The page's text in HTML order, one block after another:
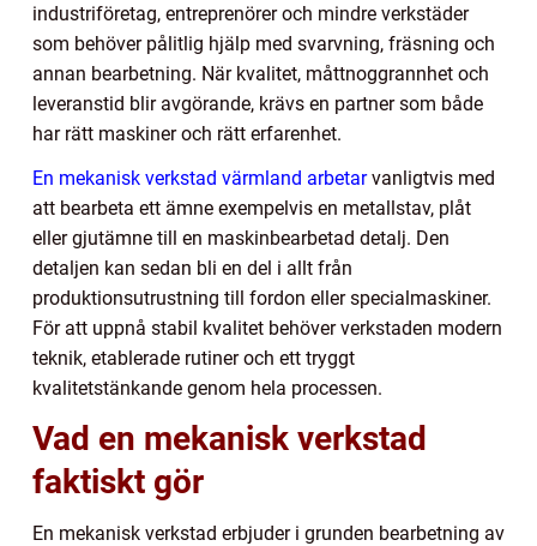
industriföretag, entreprenörer och mindre verkstäder
som behöver pålitlig hjälp med svarvning, fräsning och
annan bearbetning. När kvalitet, måttnoggrannhet och
leveranstid blir avgörande, krävs en partner som både
har rätt maskiner och rätt erfarenhet.
En mekanisk verkstad värmland arbetarvanligtvis med
att bearbeta ett ämne exempelvis en metallstav, plåt
eller gjutämne till en maskinbearbetad detalj. Den
detaljen kan sedan bli en del i allt från
produktionsutrustning till fordon eller specialmaskiner.
För att uppnå stabil kvalitet behöver verkstaden modern
teknik, etablerade rutiner och ett tryggt
kvalitetstänkande genom hela processen.
Vad en mekanisk verkstad
faktiskt gör
En mekanisk verkstad erbjuder i grunden bearbetning av